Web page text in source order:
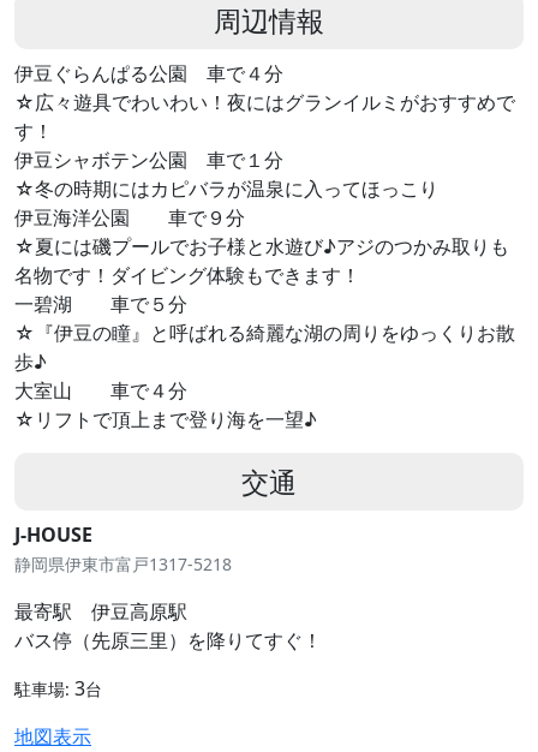
周辺情報
伊豆ぐらんぱる公園 車で４分
☆広々遊具でわいわい！夜にはグランイルミがおすすめで
す！
伊豆シャボテン公園 車で１分
☆冬の時期にはカピバラが温泉に入ってほっこり
伊豆海洋公園 車で９分
☆夏には磯プールでお子様と水遊び♪アジのつかみ取りも
名物です！ダイビング体験もできます！
一碧湖 車で５分
☆『伊豆の瞳』と呼ばれる綺麗な湖の周りをゆっくりお散
歩♪
大室山 車で４分
☆リフトで頂上まで登り海を一望♪
交通
J-HOUSE
静岡県伊東市富戸1317-5218
最寄駅 伊豆高原駅
バス停（先原三里）を降りてすぐ！
駐車場: 3台
地図表示